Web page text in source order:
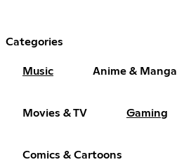
Categories
Music Anime & Manga
Movies & TV Gaming
Comics & Cartoons